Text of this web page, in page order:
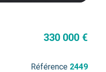
330 000 €
Référence 2449